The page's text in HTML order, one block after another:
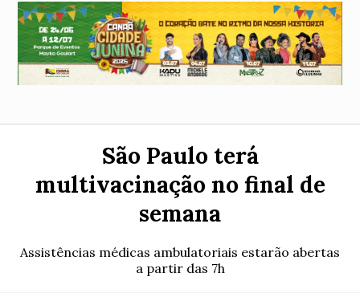
São Paulo terá
multivacinação no final de
semana
Assistências médicas ambulatoriais estarão abertas
a partir das 7h